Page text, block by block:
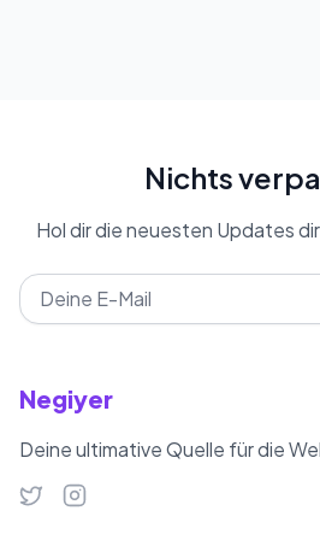
Körpergröße von 1,90
gewichtigen,
114 kg fällt Testo auf.
Inhalte zu Sport und
seinen Social-Media-
Spekulationen über
Gesundheitszustand,
Instagram-Account
wurde, was zu Fragen
Nichts
Hol dir die neuesten Updates
Negiyer
Deine ultimative Quelle für die